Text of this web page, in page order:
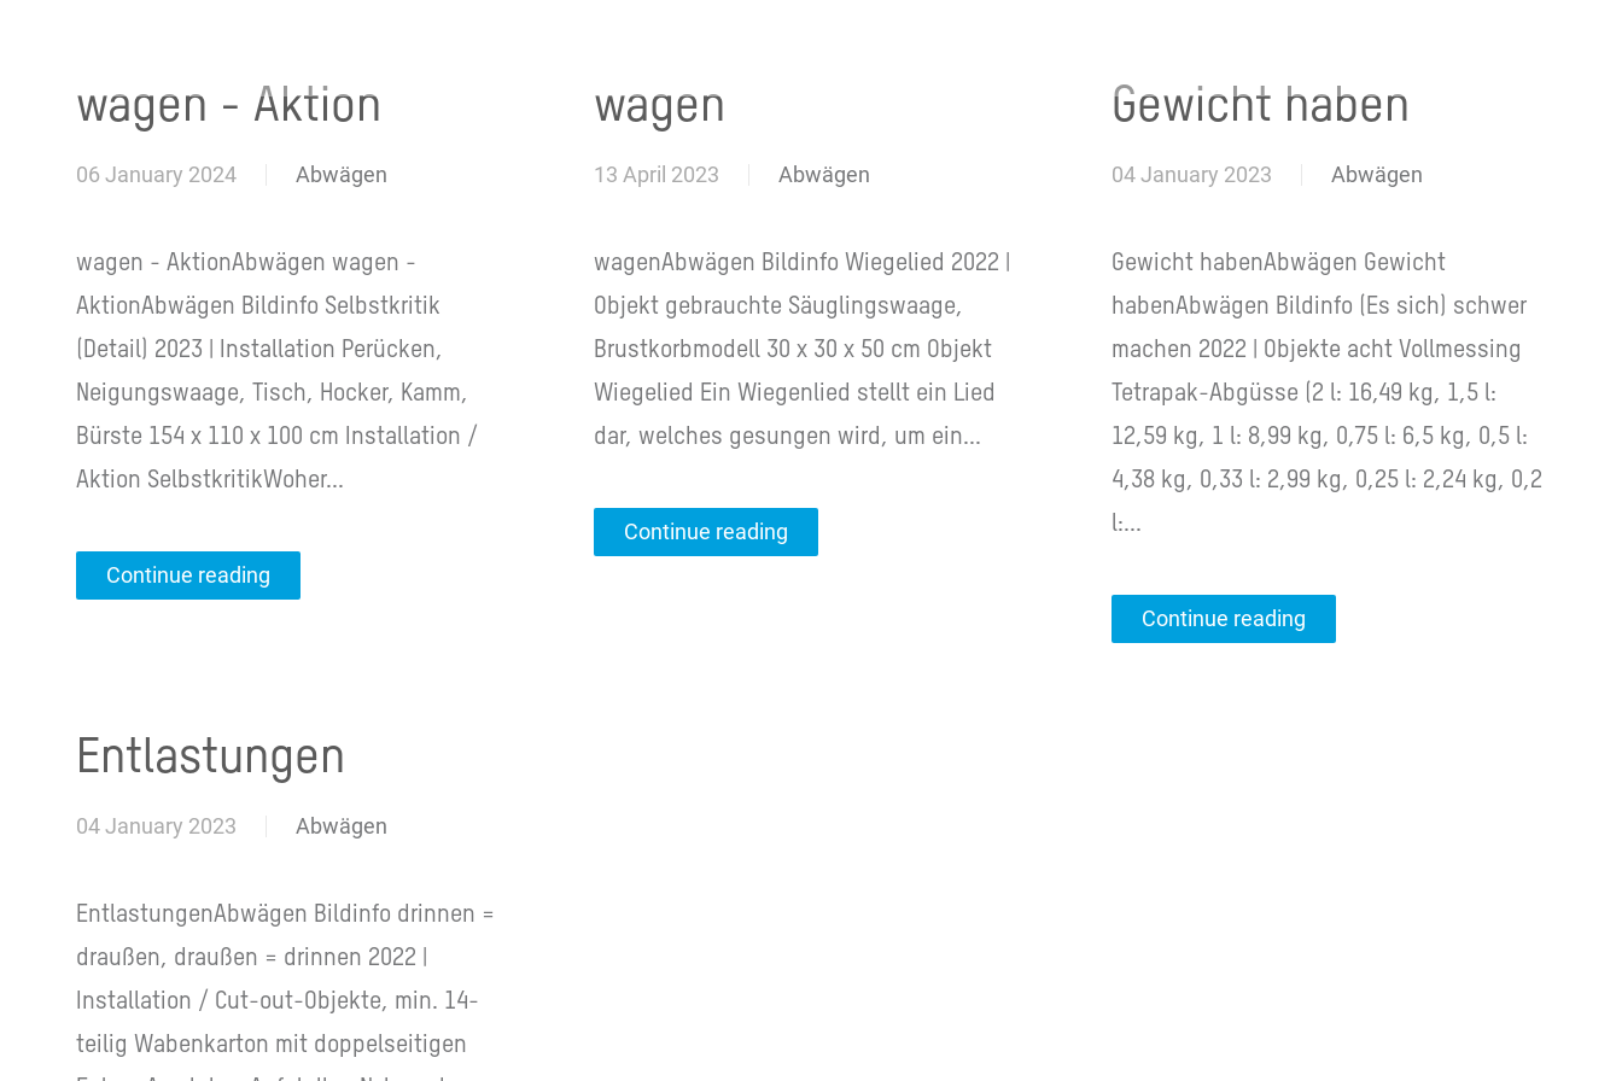
wagen - Aktion
06 January 2024 Abwägen
wagen - AktionAbwägen wagen -
AktionAbwägen Bildinfo Selbstkritik
(Detail) 2023 | Installation Perücken,
Neigungswaage, Tisch, Hocker, Kamm,
Bürste 154 x 110 x 100 cm Installation /
Aktion SelbstkritikWoher...
Continue reading
wagen
13 April 2023 Abwägen
wagenAbwägen Bildinfo Wiegelied 2022 |
Objekt gebrauchte Säuglingswaage,
Brustkorbmodell 30 x 30 x 50 cm Objekt
Wiegelied Ein Wiegenlied stellt ein Lied
dar, welches gesungen wird, um ein...
Continue reading
Gewicht haben
04 January 2023 Abwägen
Gewicht habenAbwägen Gewicht
habenAbwägen Bildinfo (Es sich) schwer
machen 2022 | Objekte acht Vollmessing
Tetrapak-Abgüsse (2 l: 16,49 kg, 1,5 l:
12,59 kg, 1 l: 8,99 kg, 0,75 l: 6,5 kg, 0,5 l:
4,38 kg, 0,33 l: 2,99 kg, 0,25 l: 2,24 kg, 0,2
l:...
Continue reading
Entlastungen
04 January 2023 Abwägen
EntlastungenAbwägen Bildinfo drinnen =
draußen, draußen = drinnen 2022 |
Installation / Cut-out-Objekte, min. 14-
teilig Wabenkarton mit doppelseitigen